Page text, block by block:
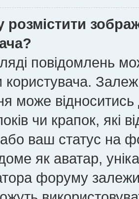
повідомлень
користувача.
може відноситись
чи крапок, які
ваш статус на
як аватар,
форуму